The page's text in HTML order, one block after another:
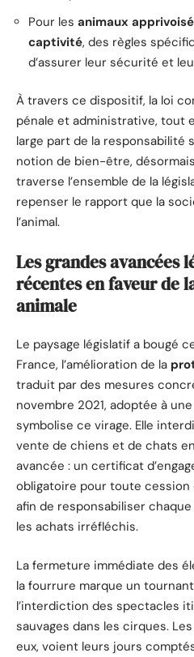
Pour les animaux
captivité, des règles
d’assurer leur sécurité et
À travers ce dispositif, la loi
pénale et administrative, tout
large part de la responsabilité
notion de bien-être,
traverse l’ensemble de la
repenser le rapport que la
l’animal.
Les grandes avancées
récentes en faveur de
animale
Le paysage législatif a bougé
France, l’amélioration de la
traduit par des mesures
novembre 2021, adoptée à
symbolise ce virage. Elle
vente de chiens et de chats
avancée : un certificat
obligatoire pour toute cession
afin de responsabiliser
les achats irréfléchis.
La fermeture immédiate des
la fourrure marque un
l’interdiction des spectacles
sauvages dans les cirques.
eux, voient leurs jours